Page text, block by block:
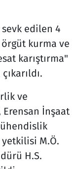
edilen 4
kurma ve
karıştırma"
ve
Erensan İnşaat
M.Ö.
H.S.